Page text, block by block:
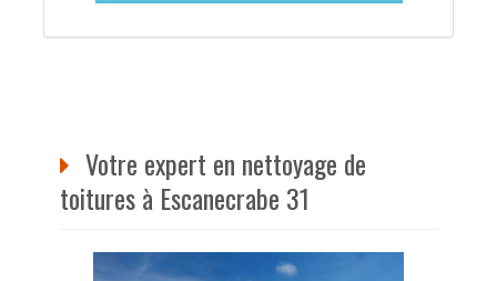
Votre expert en nettoyage de
toitures à Escanecrabe 31